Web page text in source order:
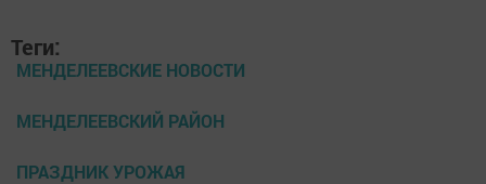
Теги:
МЕНДЕЛЕЕВСКИЕ НОВОСТИ
МЕНДЕЛЕЕВСКИЙ РАЙОН
ПРАЗДНИК УРОЖАЯ